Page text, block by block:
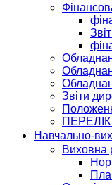
Звіти
Навчально-
Виховна